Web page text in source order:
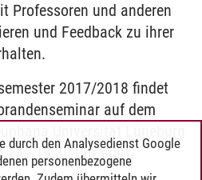
Professoren und anderen
und Feedback zu ihrer
2017/2018 findet
auf dem
18 - 19:30 Uhr statt.
durch den Analysedienst Google
personenbezogene